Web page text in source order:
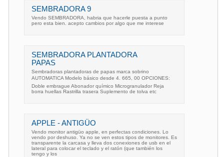
SEMBRADORA 9
Vendo SEMBRADORA, habria que hacerle puesta a punto
pero esta bien. acepto cambios por algo que me interese
SEMBRADORA PLANTADORA
PAPAS
Sembradoras plantadoras de papas marca sobrino
AUTOMATICA Modelo básico desde 4. 665, 00 OPCIONES:
Doble embrague Abonador químico Microgranulador Reja
borra huellas Rastrilla trasera Suplemento de tolva etc
APPLE - ANTIGÜO
Vendo monitor antigüo apple, en perfectas condiciones. Lo
vendo por deshuso. Ya no se ven estos tipos de monitores. Es
transparente la carcasa y lleva dos conexiones de usb en el
lateral para colocar el teclado y el ratón (que también los
tengo y los